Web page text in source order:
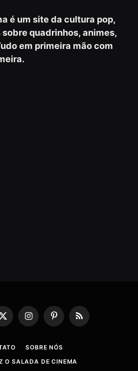
é um site da cultura pop,
quadrinhos, animes,
em primeira mão com
X
InstagramPinterestRSS
SOBRE NÓS
O SALADA DE CINEMA